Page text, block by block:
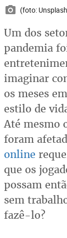
(foto:
Um dos
pandemia
imaginar
os meses
estilo de
Até mesmo
foram
online
que os
possam
sem
fazê-lo?